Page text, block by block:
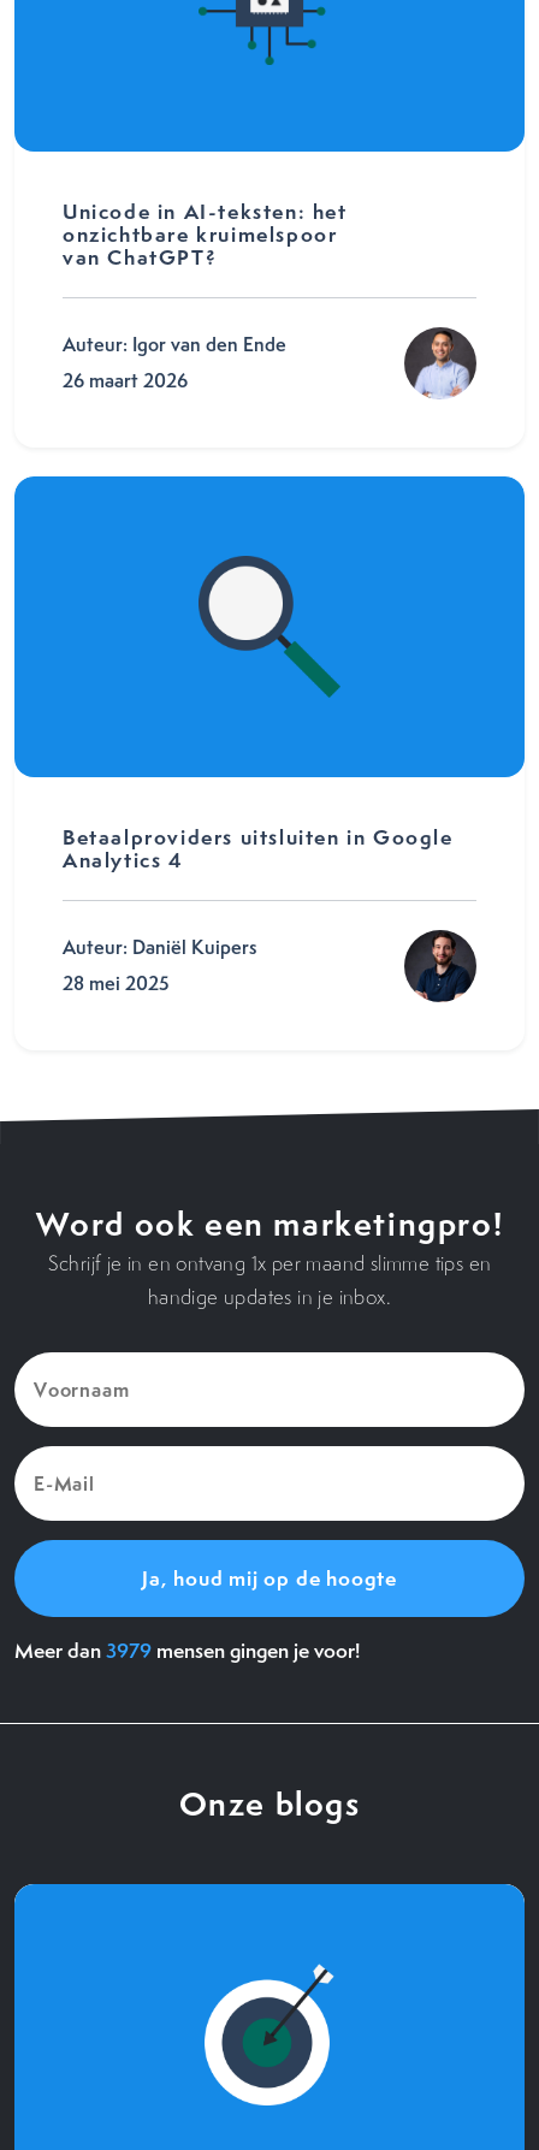
Unicode in AI-teksten: het
onzichtbare kruimelspoor
van ChatGPT?
Auteur: Igor van den Ende
26 maart 2026
Betaalproviders uitsluiten in Google
Analytics 4
Auteur: Daniël Kuipers
28 mei 2025
Word ook een marketingpro!
Schrijf je in en ontvang 1x per maand slimme tips en
handige updates in je inbox.
Voornaam
(Vereist)
E-
Mail
(Vereist)
Meer dan3979 mensen gingen je voor!
Onze blogs